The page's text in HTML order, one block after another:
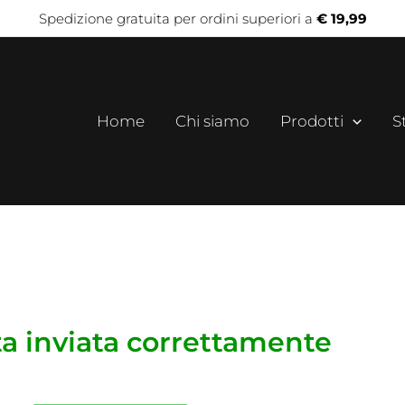
Spedizione gratuita per ordini superiori a € 19,99
Home Chi siamo Prodotti
inviata correttamente